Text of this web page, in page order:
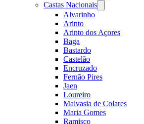
Castas Nacionais
menu
Alvarinho
Arinto
Arinto dos Açores
Baga
Bastardo
Castelão
Encruzado
Fernão Pires
Jaen
Loureiro
Malvasia de Colares
Maria Gomes
Ramisco